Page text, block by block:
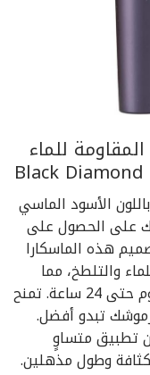
ماسكارا SUGAR Bold Unfold المقاومة للماء
ماسكارا Sugar Volumising Mascara باللون الأسود الماسي
على الحصول على
هذه الماسكارا
والتلطخ، مما
يوفر لمسة نهائية خالية من العيوب تدوم حتى 24 ساعة. تمنح
تبدو أفضل.
تطبيق متساوٍ
وطول مذهلين.